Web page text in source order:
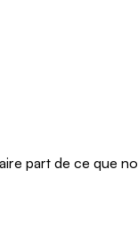
part de ce que